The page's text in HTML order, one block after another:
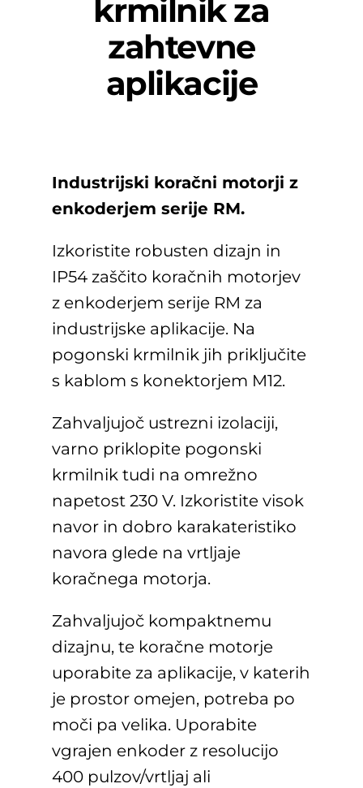
krmilnik za
zahtevne
aplikacije
Industrijski koračni motorji z
enkoderjem serije RM.
Izkoristite robusten dizajn in
IP54 zaščito koračnih motorjev
z enkoderjem serije RM za
industrijske aplikacije. Na
pogonski krmilnik jih priključite
s kablom s konektorjem M12.
Zahvaljujoč ustrezni izolaciji,
varno priklopite pogonski
krmilnik tudi na omrežno
napetost 230 V. Izkoristite visok
navor in dobro karakateristiko
navora glede na vrtljaje
koračnega motorja.
Zahvaljujoč kompaktnemu
dizajnu, te koračne motorje
uporabite za aplikacije, v katerih
je prostor omejen, potreba po
moči pa velika. Uporabite
vgrajen enkoder z resolucijo
400 pulzov/vrtljaj ali